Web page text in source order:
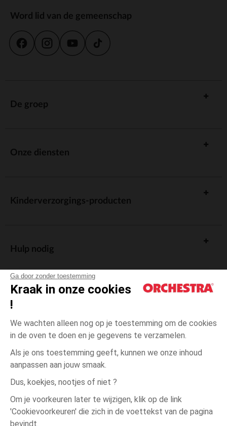
Ga door zonder toestemming
Kraak in onze cookies
!
We wachten alleen nog op je toestemming om de cookies
in de oven te doen en je gegevens te verzamelen.
Als je ons toestemming geeft, kunnen we onze inhoud
aanpassen aan jouw smaak.
Dus, koekjes, nootjes of niet ?
Om je voorkeuren later te wijzigen, klik op de link
'Cookievoorkeuren' die zich in de voettekst van de pagina
bevindt.
Roze Roze
6
Word lid van de gemeenschap
De groep
Onze diensten
Kinderverzorgings-producten
Hulp nodig
Algemene verkoopsvoorwaarden
Wettelijke bepalingen
Persoonsgegevens